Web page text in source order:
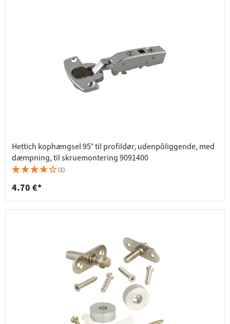
Hettich kophængsel 95° til profildør, udenpåliggende, med
dæmpning, til skruemontering 9091400
(1)
4.70 €*